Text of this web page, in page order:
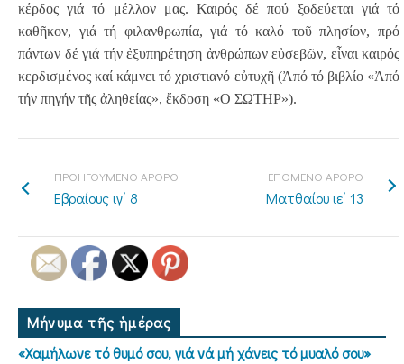
κέρδος γιά τό μέλλον μας. Καιρός δέ πού ξοδεύεται γιά τό
καθῆκον, γιά τή φιλανθρωπία, γιά τό καλό τοῦ πλησίον, πρό
πάντων δέ γιά τήν ἐξυπηρέτηση ἀνθρώπων εὐσεβῶν, εἶναι καιρός
κερδισμένος καί κάμνει τό χριστιανό εὐτυχῆ (Ἀπό τό βιβλίο «Ἀπό
τήν πηγήν τῆς ἀληθείας», ἔκδοση «Ο ΣΩΤΗΡ»).
ΠΡΟΗΓΟΥΜΕΝΟ ΑΡΘΡΟ
Εβραίους ιγ΄ 8
ΕΠΟΜΕΝΟ ΑΡΘΡΟ
Ματθαίου ιε΄ 13
Μήνυμα τῆς ἡμέρας
«Χαμήλωνε τό θυμό σου, γιά νά μή χάνεις τό μυαλό σου»